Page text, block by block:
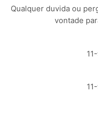
Qualquer duvida ou
vontade